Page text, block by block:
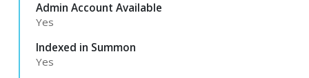
Admin Account Available
Yes
Indexed in Summon
Yes